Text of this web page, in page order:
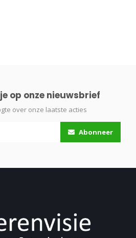
op onze nieuwsbrief
over onze laatste acties
Abonneer